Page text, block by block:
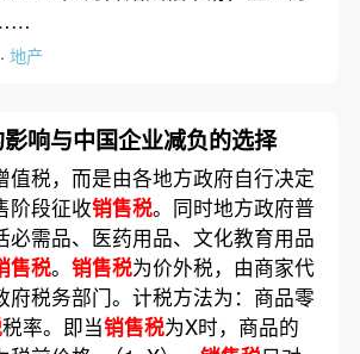
地产
响与中国企业减负的选择
值税，而是由各地方政府自行决定
阶段征收销售税。同时地方政府普
必需品、医药用品、文化教育用品
售税。 销售税为价外税，由商家代
府税务部门。计税方法为：商品零
税率。即当销售税为X时，商品的